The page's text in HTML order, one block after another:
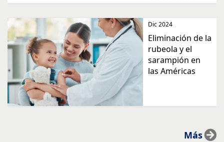
Dic 2024
Eliminación de la
rubeola y el
sarampión en
las Américas
Más